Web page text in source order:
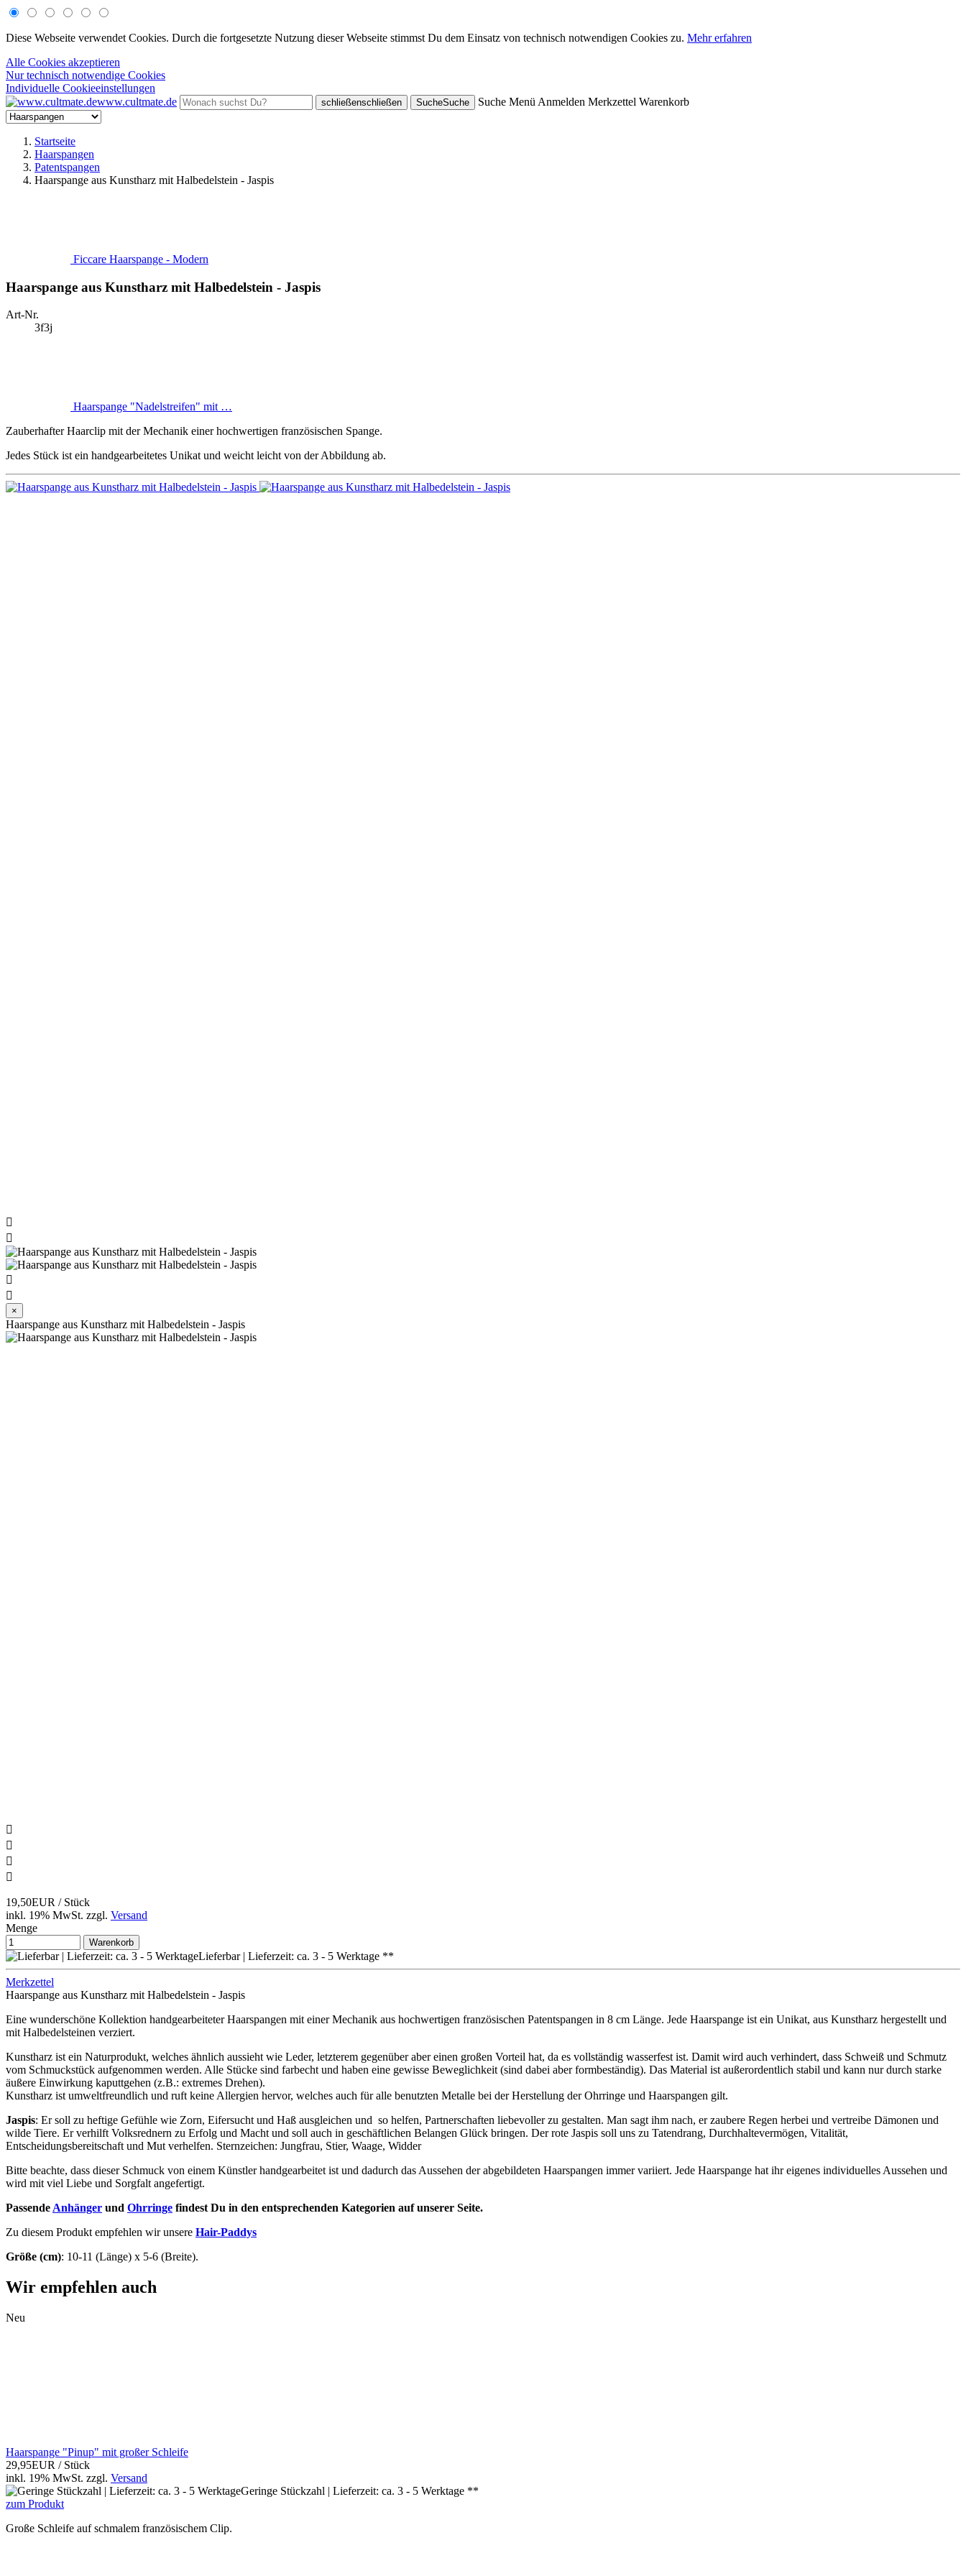
Diese Webseite verwendet Cookies. Durch die fortgesetzte Nutzung dieser Webseite stimmst Du dem Einsatz von technisch notwendigen Cookies zu. Mehr erfahren
Alle Cookies akzeptieren
Nur technisch notwendige Cookies
Individuelle Cookieeinstellungen
www.cultmate.de
schließenschließen SucheSuche Suche Menü Anmelden Merkzettel Warenkorb
Startseite
Haarspangen
Patentspangen
Haarspange aus Kunstharz mit Halbedelstein - Jaspis
Ficcare Haarspange - Modern
Haarspange aus Kunstharz mit Halbedelstein - Jaspis
Art-Nr.
3f3j
Haarspange "Nadelstreifen" mit …
Zauberhafter Haarclip mit der Mechanik einer hochwertigen französischen Spange.
Jedes Stück ist ein handgearbeitetes Unikat und weicht leicht von der Abbildung ab.




×
Haarspange aus Kunstharz mit Halbedelstein - Jaspis




19,50EUR / Stück
inkl. 19% MwSt. zzgl. Versand
Menge
Warenkorb
Lieferbar | Lieferzeit: ca. 3 - 5 Werktage **
Merkzettel
Haarspange aus Kunstharz mit Halbedelstein - Jaspis
Eine wunderschöne Kollektion handgearbeiteter Haarspangen mit einer Mechanik aus hochwertigen französischen Patentspangen in 8 cm Länge. Jede Haarspange ist ein Unikat, aus Kunstharz hergestellt und
mit Halbedelsteinen verziert.
Kunstharz ist ein Naturprodukt, welches ähnlich aussieht wie Leder, letzterem gegenüber aber einen großen Vorteil hat, da es vollständig wasserfest ist. Damit wird auch verhindert, dass Schweiß und Schmutz
vom Schmuckstück aufgenommen werden. Alle Stücke sind farbecht und haben eine gewisse Beweglichkeit (sind dabei aber formbeständig). Das Material ist außerordentlich stabil und kann nur durch starke
äußere Einwirkung kaputtgehen (z.B.: extremes Drehen).
Kunstharz ist umweltfreundlich und ruft keine Allergien hervor, welches auch für alle benutzten Metalle bei der Herstellung der Ohrringe und Haarspangen gilt.
Jaspis: Er soll zu heftige Gefühle wie Zorn, Eifersucht und Haß ausgleichen und so helfen, Partnerschaften liebevoller zu gestalten. Man sagt ihm nach, er zaubere Regen herbei und vertreibe Dämonen und
wilde Tiere. Er verhilft Volksrednern zu Erfolg und Macht und soll auch in geschäftlichen Belangen Glück bringen. Der rote Jaspis soll uns zu Tatendrang, Durchhaltevermögen, Vitalität,
Entscheidungsbereitschaft und Mut verhelfen. Sternzeichen: Jungfrau, Stier, Waage, Widder
Bitte beachte, dass dieser Schmuck von einem Künstler handgearbeitet ist und dadurch das Aussehen der abgebildeten Haarspangen immer variiert. Jede Haarspange hat ihr eigenes individuelles Aussehen und
wird mit viel Liebe und Sorgfalt angefertigt.
PassendeAnhänger und Ohrringe findest Du in den entsprechenden Kategorien auf unserer Seite.
Zu diesem Produkt empfehlen wir unsere Hair-Paddys
Größe (cm): 10-11 (Länge) x 5-6 (Breite).
Wir empfehlen auch
Neu
Haarspange "Pinup" mit großer Schleife
29,95EUR / Stück
inkl. 19% MwSt. zzgl. Versand
Geringe Stückzahl | Lieferzeit: ca. 3 - 5 Werktage **
zum Produkt
Große Schleife auf schmalem französischem Clip.